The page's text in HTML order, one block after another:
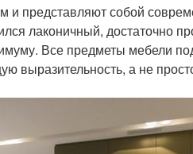
представляют собой
лаконичный, достаточно
Все предметы мебели
выразительность, а не